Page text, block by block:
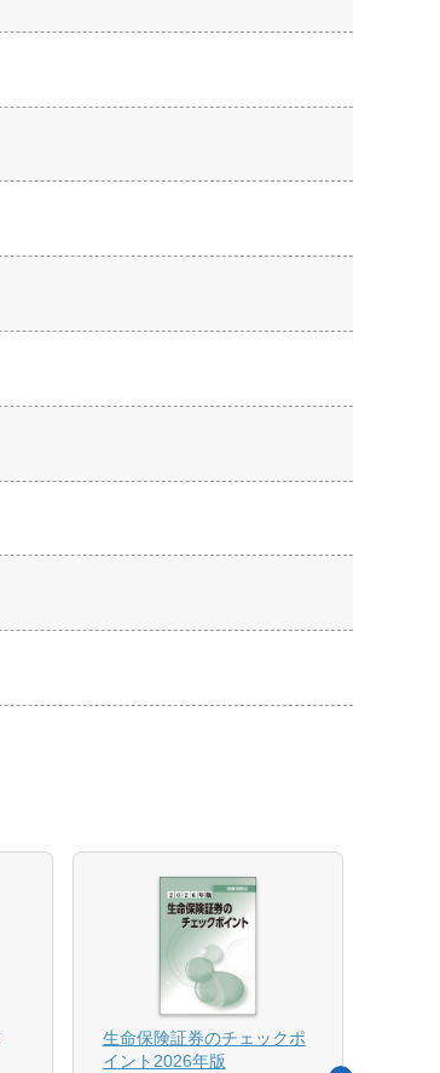
生命保険証券のチェックポ
イント2026年版